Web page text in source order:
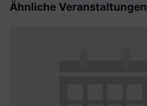
Ähnliche Veranstaltungen